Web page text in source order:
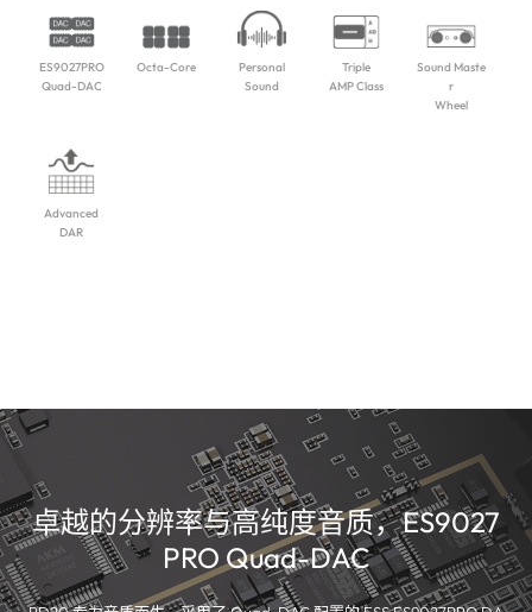
ES9027PRO
Quad-DAC
Octa-Core
Personal
Sound
Triple
AMP Class
Sound Maste
r
Wheel
Advanced
DAR
卓越的分辨率与高纯度音质，ES9027
PRO Quad-DAC